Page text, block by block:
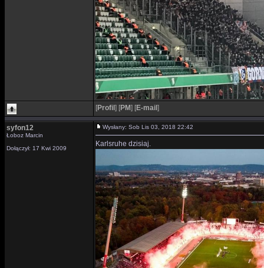
[Profil ] [PM] [E-mail ]
syfon12
Łoboz Marcin
Dołączył: 17 Kwi 2009
Wysłany: Sob Lis 03, 2018 22:42
Karlsruhe dzisiaj.